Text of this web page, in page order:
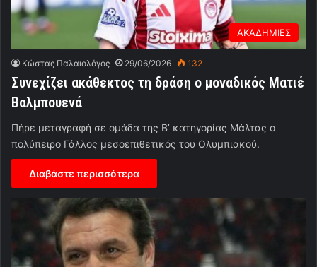
ΑΚΑΔΗΜΙΕΣ
Κώστας Παλαιολόγος 29/06/2026 132
Συνεχίζει ακάθεκτος τη δράση ο μοναδικός Ματιέ
Βαλμπουενά
Πήρε μεταγραφή σε ομάδα της Β’ κατηγορίας Μάλτας ο
πολύπειρο Γάλλος μεσοεπιθετικός του Ολυμπιακού.
Διαβάστε περισσότερα